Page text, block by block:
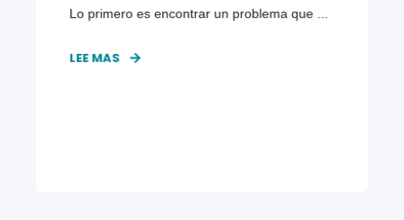
Lo primero es encontrar un problema que ...
LEE MAS